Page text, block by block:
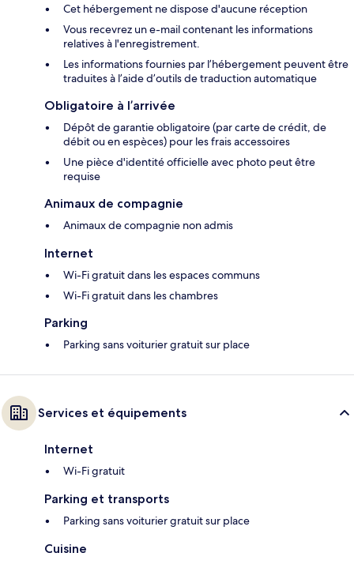
Cet hébergement ne dispose d'aucune réception
Vous recevrez un e-mail contenant les informations
relatives à l'enregistrement.
Les informations fournies par l’hébergement peuvent être
traduites à l’aide d’outils de traduction automatique
Obligatoire à l’arrivée
Dépôt de garantie obligatoire (par carte de crédit, de
débit ou en espèces) pour les frais accessoires
Une pièce d'identité officielle avec photo peut être
requise
Animaux de compagnie
Animaux de compagnie non admis
Internet
Wi-Fi gratuit dans les espaces communs
Wi-Fi gratuit dans les chambres
Parking
Parking sans voiturier gratuit sur place
Services et équipements
Internet
Wi-Fi gratuit
Parking et transports
Parking sans voiturier gratuit sur place
Cuisine